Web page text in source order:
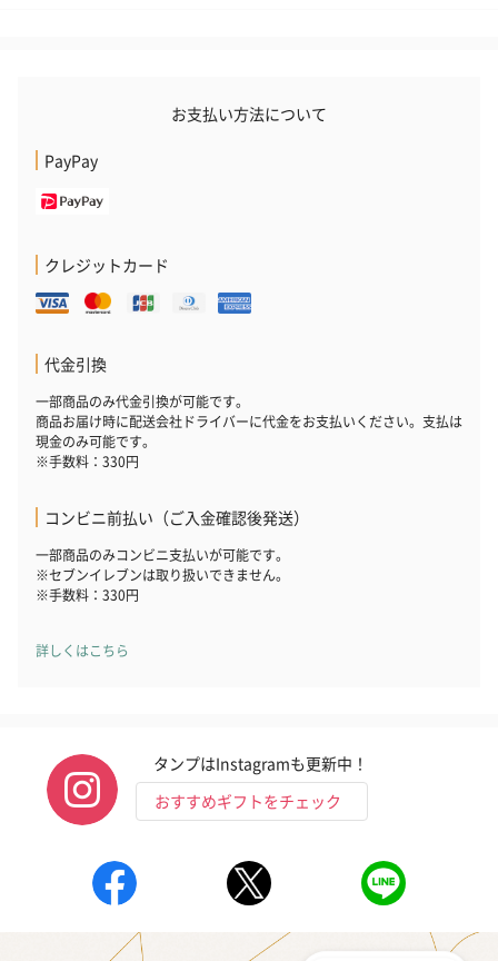
お支払い方法について
PayPay
クレジットカード
代金引換
一部商品のみ代金引換が可能です。
商品お届け時に配送会社ドライバーに代金をお支払いください。支払は
現金のみ可能です。
※手数料：330円
コンビニ前払い（ご入金確認後発送）
一部商品のみコンビニ支払いが可能です。
※セブンイレブンは取り扱いできません。
※手数料：330円
詳しくはこちら
タンプはInstagramも更新中！
おすすめギフトをチェック